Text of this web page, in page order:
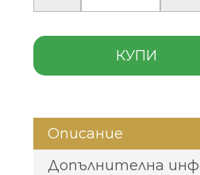
КУПИ
Описание
Допълнителна